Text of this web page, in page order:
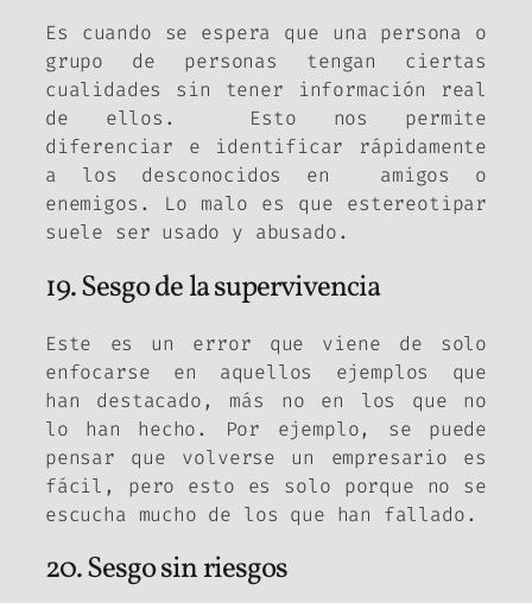
Es cuando se espera que una persona o
grupo de personas tengan ciertas
cualidades sin tener información real
de ellos. Esto nos permite
diferenciar e identificar rápidamente
a los desconocidos en amigos o
enemigos. Lo malo es que estereotipar
suele ser usado y abusado.
19. Sesgo de la supervivencia
Este es un error que viene de solo
enfocarse en aquellos ejemplos que
han destacado, más no en los que no
lo han hecho. Por ejemplo, se puede
pensar que volverse un empresario es
fácil, pero esto es solo porque no se
escucha mucho de los que han fallado.
20. Sesgo sin riesgos